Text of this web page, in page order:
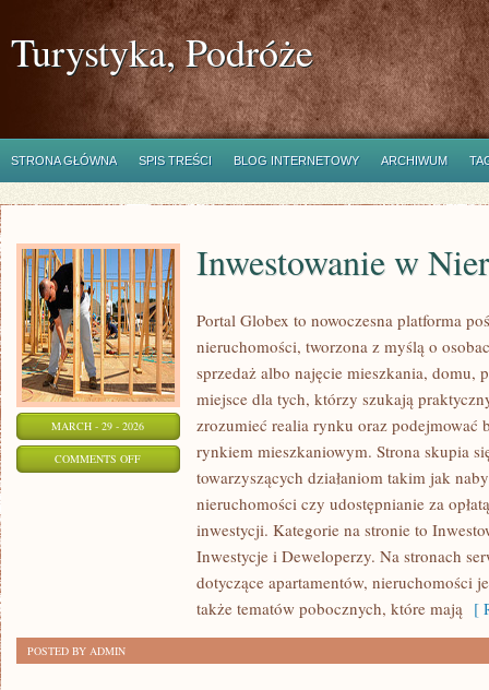
Turystyka, Podróże
STRONA GŁÓWNA SPIS TREŚCI BLOG INTERNETOWY ARCHIWUM
MARCH - 29 - 2026
COMMENTS OFFON
INWESTOWANIE
NIERUCHOMOŚCI
Inwestowanie w
Portal Globex to nowoczesna platforma
nieruchomości, tworzona z myślą o
sprzedaż albo najęcie mieszkania, domu,
miejsce dla tych, którzy szukają
zrozumieć realia rynku oraz podejmować
rynkiem mieszkaniowym. Strona skupia
towarzyszących działaniom takim jak
nieruchomości czy udostępnianie za
inwestycji. Kategorie na stronie to
Inwestycje i Deweloperzy. Na stronach
dotyczące apartamentów, nieruchomości
także tematów pobocznych, które mają [
POSTED BY ADMIN